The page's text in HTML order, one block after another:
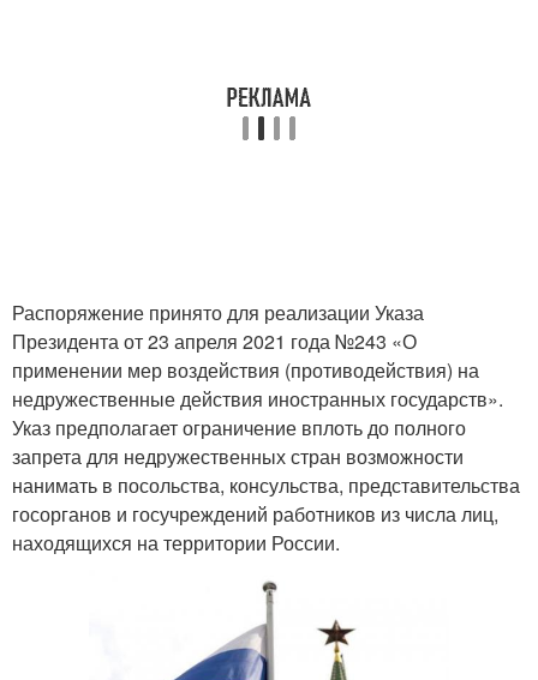
Распоряжение принято для реализации Указа
Президента от 23 апреля 2021 года №243 «О
применении мер воздействия (противодействия) на
недружественные действия иностранных государств».
Указ предполагает ограничение вплоть до полного
запрета для недружественных стран возможности
нанимать в посольства, консульства, представительства
госорганов и госучреждений работников из числа лиц,
находящихся на территории России.